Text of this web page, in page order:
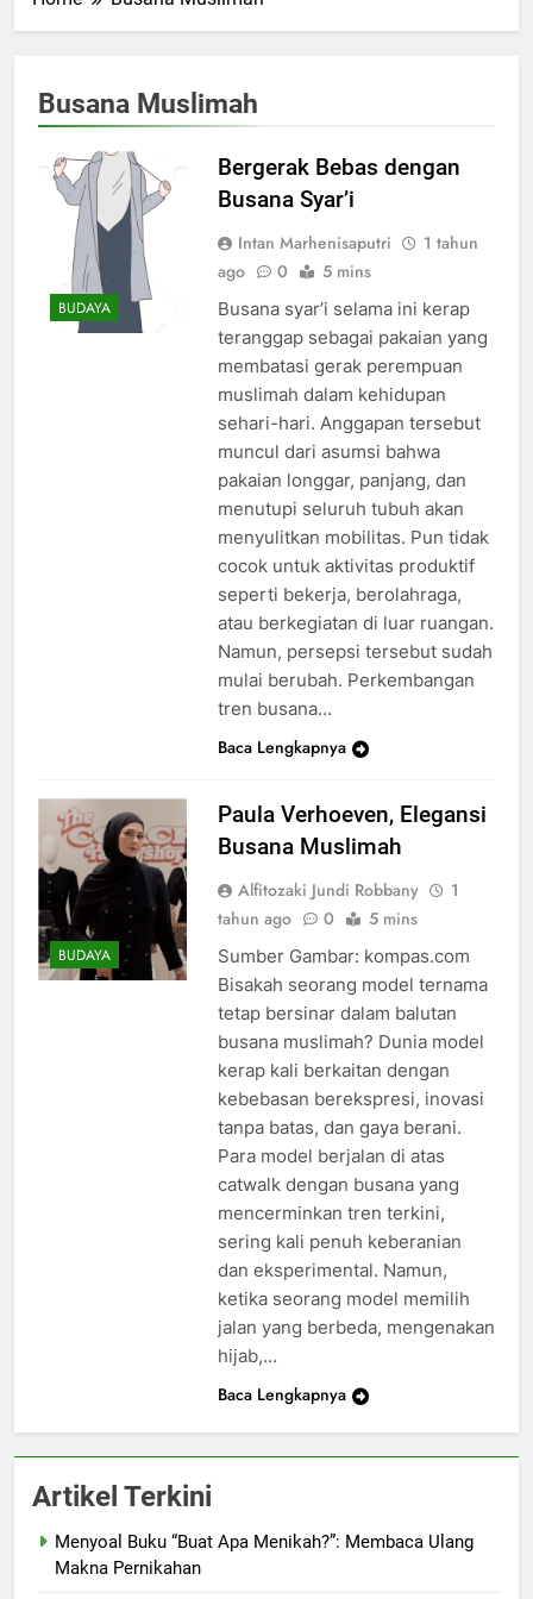
Busana Muslimah
BUDAYA
Bergerak Bebas dengan
Busana Syar’i
Intan Marhenisaputri
1 tahun
ago
0 5 mins
Busana syar’i selama ini kerap
teranggap sebagai pakaian yang
membatasi gerak perempuan
muslimah dalam kehidupan
sehari-hari. Anggapan tersebut
muncul dari asumsi bahwa
pakaian longgar, panjang, dan
menutupi seluruh tubuh akan
menyulitkan mobilitas. Pun tidak
cocok untuk aktivitas produktif
seperti bekerja, berolahraga,
atau berkegiatan di luar ruangan.
Namun, persepsi tersebut sudah
mulai berubah. Perkembangan
tren busana…
Baca Lengkapnya
BUDAYA
Paula Verhoeven, Elegansi
Busana Muslimah
Alfitozaki Jundi Robbany
1
tahun ago
0 5 mins
Sumber Gambar: kompas.com
Bisakah seorang model ternama
tetap bersinar dalam balutan
busana muslimah? Dunia model
kerap kali berkaitan dengan
kebebasan berekspresi, inovasi
tanpa batas, dan gaya berani.
Para model berjalan di atas
catwalk dengan busana yang
mencerminkan tren terkini,
sering kali penuh keberanian
dan eksperimental. Namun,
ketika seorang model memilih
jalan yang berbeda, mengenakan
hijab,…
Baca Lengkapnya
Artikel Terkini
Menyoal Buku “Buat Apa Menikah?”: Membaca Ulang
Makna Pernikahan